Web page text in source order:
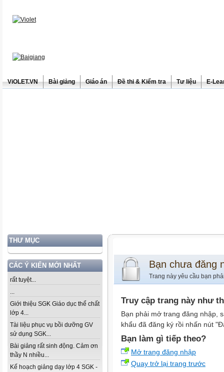
ViOLET.VN Bài giảng Giáo án Đề thi & Kiểm tra Tư liệu E-
THƯ MỤC
CÁC Ý KIẾN MỚI NHẤT
rất tuyệt...
...
Giới thiệu SGK Giáo dục thể chất
lớp 4...
Tài liệu phục vụ bồi dưỡng GV
sử dụng SGK...
Bài giảng rất sinh động. Cảm ơn
thầy N nhiều...
Kế hoạch giảng dạy lớp 4 SGK -
Bạn chưa đăng
Trang này yêu cầu bạn
Truy cập trang này như
Bạn phải mở trang đăng nhập,
khẩu đã đăng ký rồi nhấn nút
Bạn làm gì tiếp theo?
Mở trang đăng nhập
Quay trở lại trang trước